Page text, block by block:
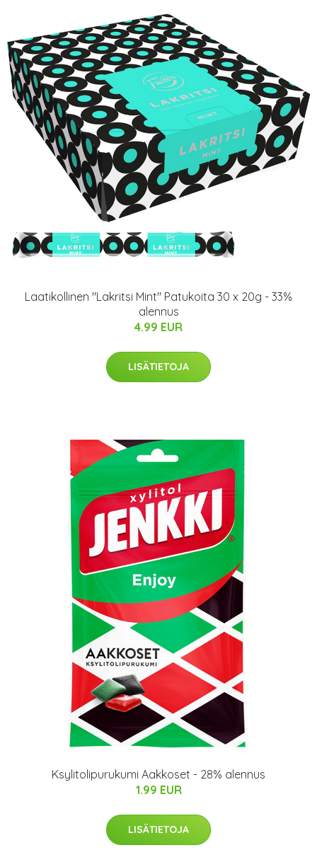
Laatikollinen "Lakritsi Mint" Patukoita 30 x 20g - 33%
alennus
4.99 EUR
LISÄTIETOJA
Ksylitolipurukumi Aakkoset - 28% alennus
1.99 EUR
LISÄTIETOJA